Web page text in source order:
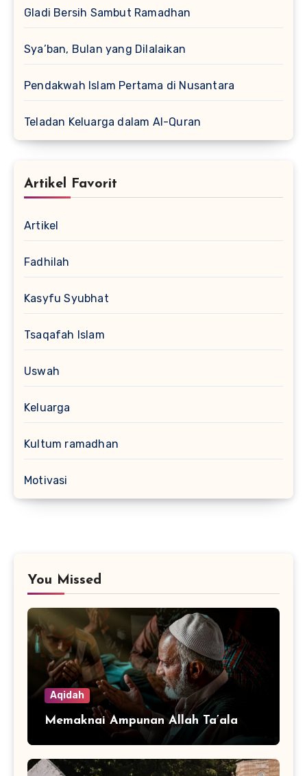
Gladi Bersih Sambut Ramadhan
Sya’ban, Bulan yang Dilalaikan
Pendakwah Islam Pertama di Nusantara
Teladan Keluarga dalam Al-Quran
Artikel Favorit
Artikel
Fadhilah
Kasyfu Syubhat
Tsaqafah Islam
Uswah
Keluarga
Kultum ramadhan
Motivasi
You Missed
Aqidah
Memaknai Ampunan Allah Ta’ala